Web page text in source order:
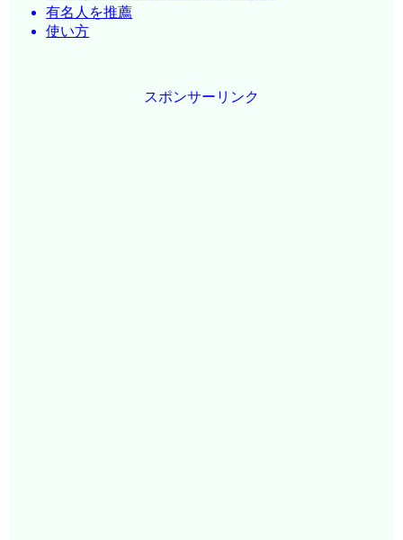
有名人を推薦
使い方
スポンサーリンク